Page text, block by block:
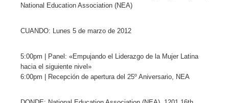
National Education Association (NEA)
CUANDO: Lunes 5 de marzo de 2012
5:00pm | Panel: «Empujando el Liderazgo de la Mujer Latina
hacia el siguiente nivel»
6:00pm | Recepción de apertura del 25º Aniversario, NEA